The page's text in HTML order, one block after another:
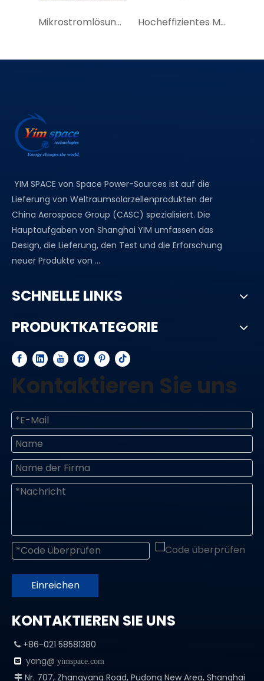
Mikrostromlösung für effiziente Solarzellenmodule für GPS-Ortungsgeräte, GPS-Solar-Tracker Hocheffizientes Mikro-Solarzellenmodul | YIM China stellt Miniatur-Solarzellenmodul für das Internet der Dinge her
YIM SPACE von Space Power-Sources ist auf die
Lieferung von Weltraumsolarzellenprodukten der
China Aerospace Group (CASC) spezialisiert. Die
Hauptaufgaben von Shanghai YIM umfassen das
Design, die Lieferung, den Test und die Erforschung
neuer Produkte von ...
SCHNELLE LINKS
PRODUKTKATEGORIE
Kontaktieren Sie uns
Einreichen
KONTAKTIEREN SIE UNS
 +86-021 58581380
 yang@ yimspace.com
 Nr. 707, Zhangyang Road, Pudong New Area, Shanghai